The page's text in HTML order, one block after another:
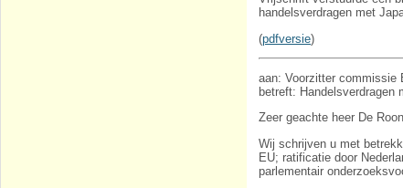
handelsverdragen met
(pdfversie)
aan: Voorzitter commissie
betreft: Handelsverdragen
Zeer geachte heer De
Wij schrijven u met
EU; ratificatie door
parlementair